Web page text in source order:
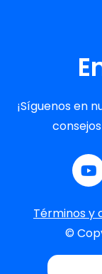
¡Síguenos en
Términos y
©